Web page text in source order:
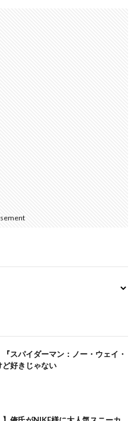
『スパイダーマン：ノー・ウェイ・
好きじゃない